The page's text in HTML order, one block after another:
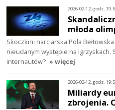
2026-02-12, godz.
młoda
Skoczkini narciarska Pola
nieudanym występie na Igrzyskach.
internautów? » więcej
2026-02-12, godz.
Miliardy
zbrojenia.